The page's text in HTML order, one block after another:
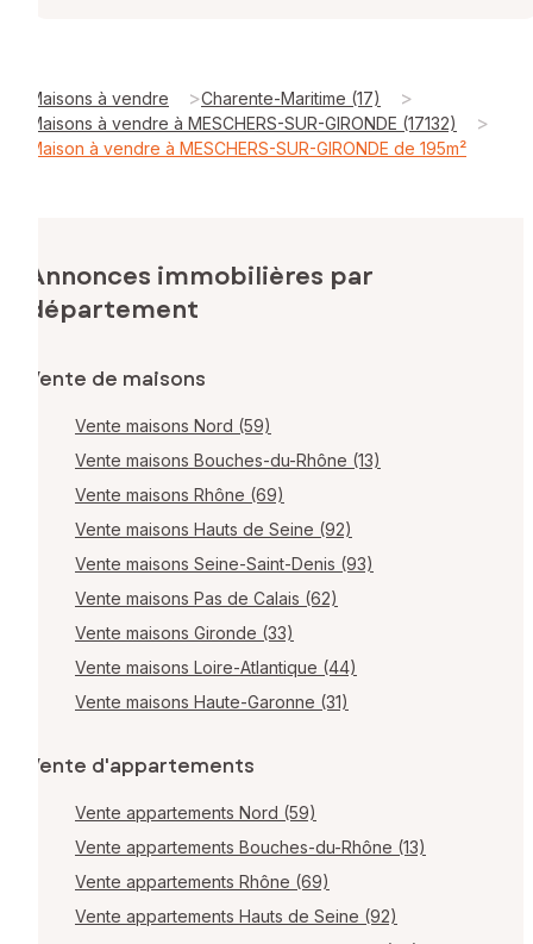
Maisons à vendre >Charente-Maritime (17) >
Maisons à vendre à MESCHERS-SUR-GIRONDE (17132) >
Maison à vendre à MESCHERS-SUR-GIRONDE de 195m²
Annonces immobilières par
département
Vente de maisons
Vente maisons Nord (59)
Vente maisons Bouches-du-Rhône (13)
Vente maisons Rhône (69)
Vente maisons Hauts de Seine (92)
Vente maisons Seine-Saint-Denis (93)
Vente maisons Pas de Calais (62)
Vente maisons Gironde (33)
Vente maisons Loire-Atlantique (44)
Vente maisons Haute-Garonne (31)
Vente d'appartements
Vente appartements Nord (59)
Vente appartements Bouches-du-Rhône (13)
Vente appartements Rhône (69)
Vente appartements Hauts de Seine (92)